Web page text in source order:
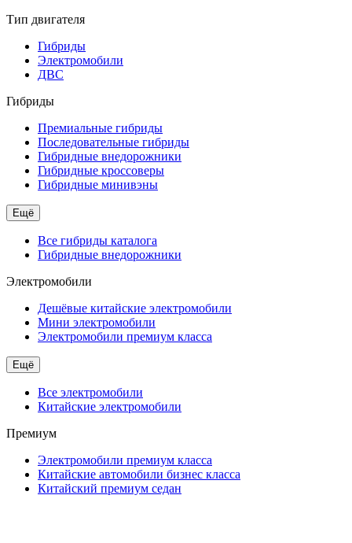
Тип двигателя
Гибриды
Электромобили
ДВС
Гибриды
Премиальные гибриды
Последовательные гибриды
Гибридные внедорожники
Гибридные кроссоверы
Гибридные минивэны
Ещё
Все гибриды каталога
Гибридные внедорожники
Электромобили
Дешёвые китайские электромобили
Мини электромобили
Электромобили премиум класса
Ещё
Все электромобили
Китайские электромобили
Премиум
Электромобили премиум класса
Китайские автомобили бизнес класса
Китайский премиум седан